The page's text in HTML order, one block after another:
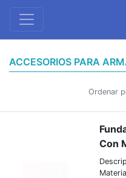
ACCESORIOS PARA
Ordenar
Con